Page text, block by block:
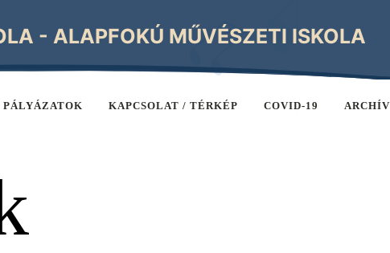
- ALAPFOKÚ MŰVÉSZETI ISKOLA
PÁLYÁZATOK KAPCSOLAT / TÉRKÉP COVID-19